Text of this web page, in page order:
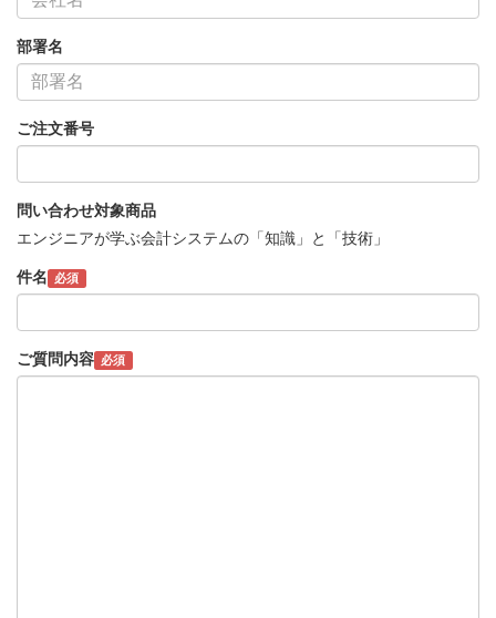
部署名
ご注文番号
問い合わせ対象商品
エンジニアが学ぶ会計システムの「知識」と「技術」
件名 必須
ご質問内容 必須